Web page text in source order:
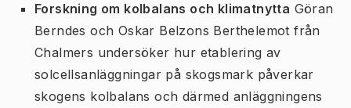
Forskning om kolbalans och klimatnytta Göran
Berndes och Oskar Belzons Berthelemot från
Chalmers undersöker hur etablering av
solcellsanläggningar på skogsmark påverkar
skogens kolbalans och därmed anläggningens